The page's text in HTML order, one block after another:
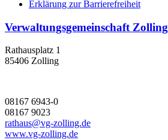
Erklärung zur Barrierefreiheit
Verwaltungsgemeinschaft Zolling
Rathausplatz 1
85406 Zolling
08167 6943-0
08167 9023
rathaus@vg-zolling.de
www.vg-zolling.de